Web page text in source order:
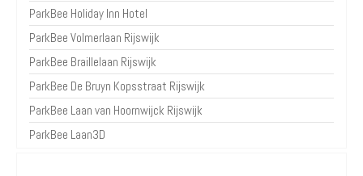
ParkBee Holiday Inn Hotel
ParkBee Volmerlaan Rijswijk
ParkBee Braillelaan Rijswijk
ParkBee De Bruyn Kopsstraat Rijswijk
ParkBee Laan van Hoornwijck Rijswijk
ParkBee Laan3D